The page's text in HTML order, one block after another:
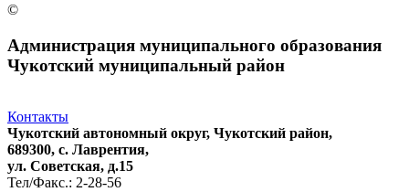
©
Администрация муниципального образования
Чукотский муниципальный район
Контакты
Чукотский автономный округ, Чукотский район,
689300, с. Лаврентия,
ул. Советская, д.15
Тел/Факс.: 2-28-56